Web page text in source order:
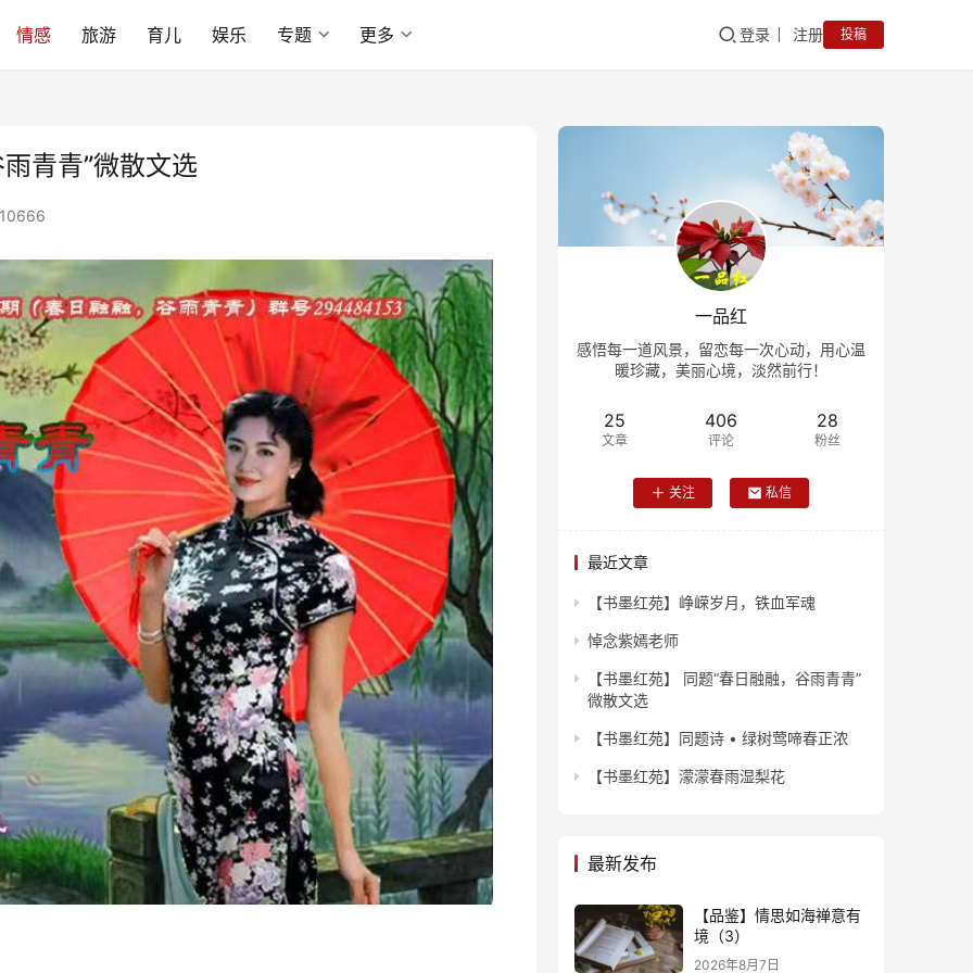
情感 旅游 育儿 娱乐 专题 更多 登录 注册 投稿
青青”微散文选
一品红
感悟每一道风景，留恋每一次心动，用心温
暖珍藏，美丽心境，淡然前行！
25
文章
406
评论
28
粉丝
关注 私信
最近文章
【书墨红苑】峥嵘岁月，铁血军魂
悼念紫嫣老师
【书墨红苑】 同题“春日融融，谷雨青青”
微散文选
【书墨红苑】同题诗 • 绿树莺啼春正浓
【书墨红苑】濛濛春雨湿梨花
最新发布
【品鉴】情思如海禅意有
境（3）
2026年8月7日